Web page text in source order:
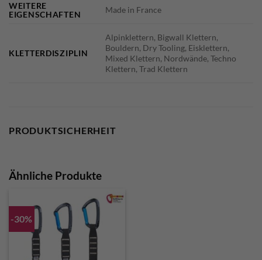
WEITERE
EIGENSCHAFTEN
Made in France
KLETTERDISZIPLIN
Alpinklettern, Bigwall Klettern,
Bouldern, Dry Tooling, Eisklettern,
Mixed Klettern, Nordwände, Techno
Klettern, Trad Klettern
PRODUKTSICHERHEIT
Ähnliche Produkte
-30%